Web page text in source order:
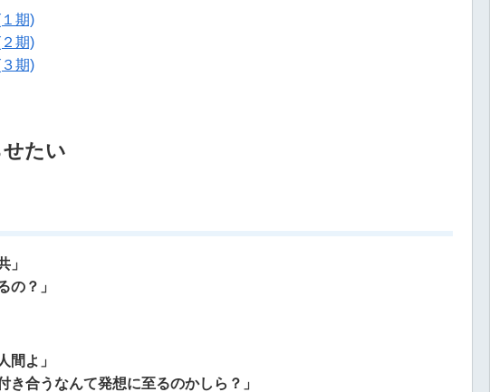
期)
期)
期)
たい
」
の？」
間よ」
き合うなんて発想に至るのかしら？」